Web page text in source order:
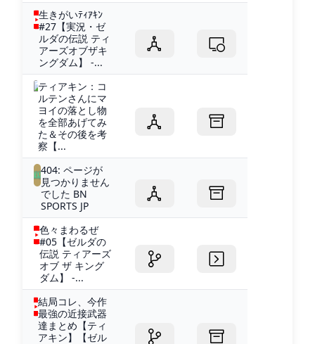
生きがいﾃｨｱｷﾝ
#27【実況・ゼ
ルダの伝説 ティ
アーズオブザキ
ングダム】 -...
ティアキン：コ
ルテンさんにマ
ヨイの落とし物
を全部あげてみ
た＆その後を考
察【...
404: ページが
見つかりません
でした BN
SPORTS JP
色々まわるぜ
#05【ゼルダの
伝説 ティアーズ
オブ ザ キング
ダム】 -...
結局コレ、今作
最強の近接武器
達まとめ【ティ
アキン】【ゼル